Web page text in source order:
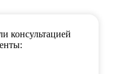
консультацией